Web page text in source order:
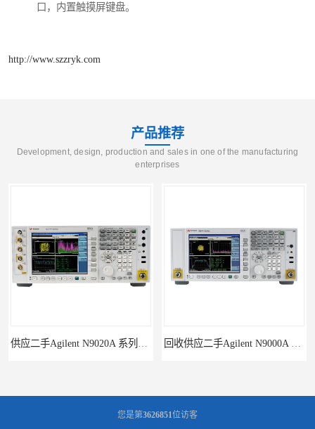
口，内置触摸屏键盘。
http://www.szzryk.com
产品推荐
Development, design, production and sales in one of the manufacturing
enterprises
供应二手Agilent N9020A 系列皮肤偏向于 回收供应二手Agilent N9000A PSA系列频谱分析仪
您是第3626851位访客